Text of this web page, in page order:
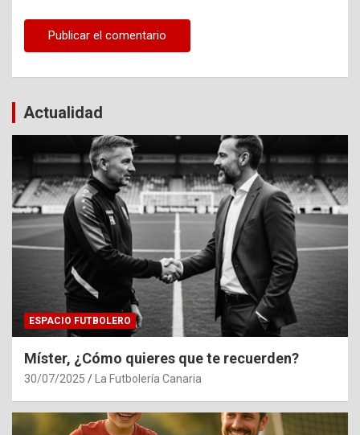
Actualidad
ESPACIO FUTBOLERO
Míster, ¿Cómo quieres que te recuerden?
30/07/2025 La Futbolería Canaria